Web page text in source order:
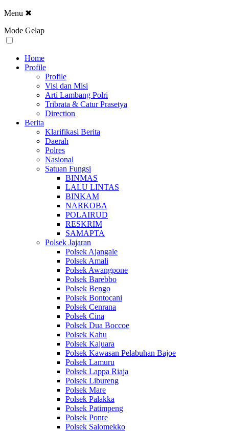
Menu ✖
Mode Gelap
Home
Profile
Profile
Visi dan Misi
Arti Lambang Polri
Tribrata & Catur Prasetya
Direction
Berita
Klarifikasi Berita
Daerah
Polres
Nasional
Satuan Fungsi
BINMAS
LALU LINTAS
BINKAM
NARKOBA
POLAIRUD
RESKRIM
SAMAPTA
Polsek Jajaran
Polsek Ajangale
Polsek Amali
Polsek Awangpone
Polsek Barebbo
Polsek Bengo
Polsek Bontocani
Polsek Cenrana
Polsek Cina
Polsek Dua Boccoe
Polsek Kahu
Polsek Kajuara
Polsek Kawasan Pelabuhan Bajoe
Polsek Lamuru
Polsek Lappa Riaja
Polsek Libureng
Polsek Mare
Polsek Palakka
Polsek Patimpeng
Polsek Ponre
Polsek Salomekko